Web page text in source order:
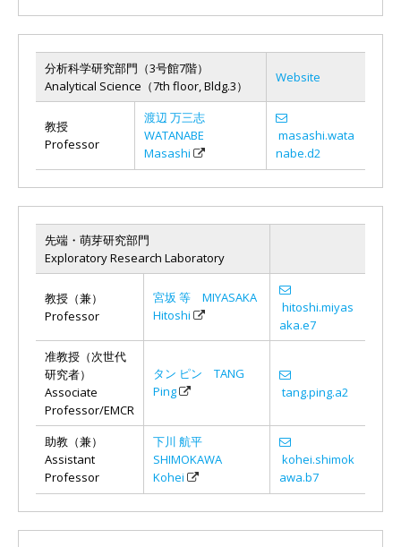
分析科学研究部門（3号館7階）
Analytical Science（7th floor, Bldg.3）
Website
教授
Professor
渡辺 万三志
WATANABE
Masashi
masashi.wata
nabe.d2
先端・萌芽研究部門
Exploratory Research Laboratory
教授（兼）
Professor
宮坂 等 MIYASAKA
Hitoshi
hitoshi.miyas
aka.e7
准教授（次世代
研究者）
Associate
Professor/EMCR
タン ピン TANG
Ping
tang.ping.a2
助教（兼）
Assistant
Professor
下川 航平
SHIMOKAWA
Kohei
kohei.shimok
awa.b7